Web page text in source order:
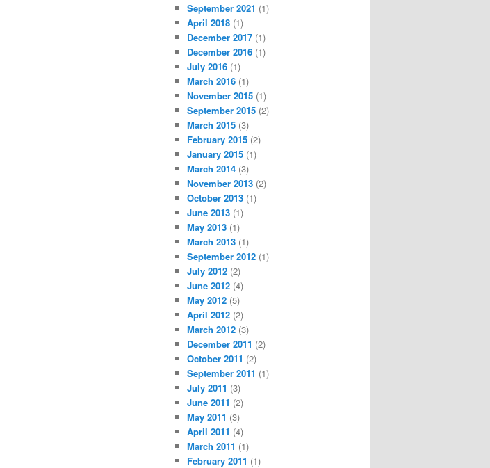
September 2021 (1)
April 2018 (1)
December 2017 (1)
December 2016 (1)
July 2016 (1)
March 2016 (1)
November 2015 (1)
September 2015 (2)
March 2015 (3)
February 2015 (2)
January 2015 (1)
March 2014 (3)
November 2013 (2)
October 2013 (1)
June 2013 (1)
May 2013 (1)
March 2013 (1)
September 2012 (1)
July 2012 (2)
June 2012 (4)
May 2012 (5)
April 2012 (2)
March 2012 (3)
December 2011 (2)
October 2011 (2)
September 2011 (1)
July 2011 (3)
June 2011 (2)
May 2011 (3)
April 2011 (4)
March 2011 (1)
February 2011 (1)